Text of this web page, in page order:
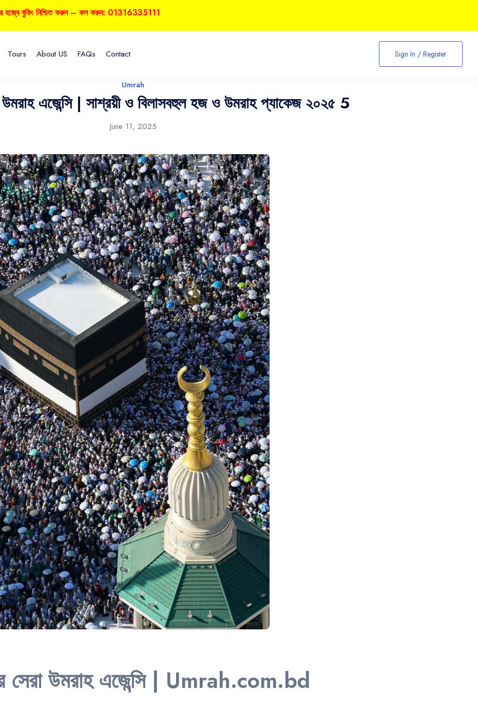
Tours About US FAQs Contact Sign In / Register
Umrah
উমরাহ এজেন্সি | সাশ্রয়ী ও বিলাসবহুল হজ ও উমরাহ প্যাকেজ ২০২৫ 5
June 11, 2025
সেরা উমরাহ এজেন্সি | Umrah.com.bd
নিশ্চিত করুন – কল করুন: 01316335111